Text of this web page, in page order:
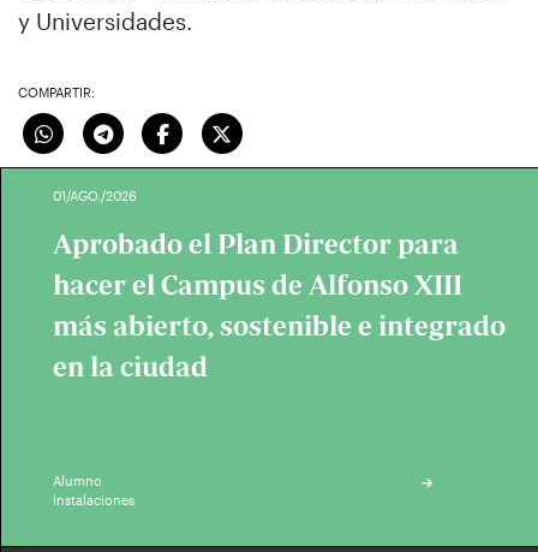
y Universidades.
COMPARTIR:
01/AGO./2026
Aprobado el Plan Director para
hacer el Campus de Alfonso XIII
más abierto, sostenible e integrado
en la ciudad
Alumno
Instalaciones